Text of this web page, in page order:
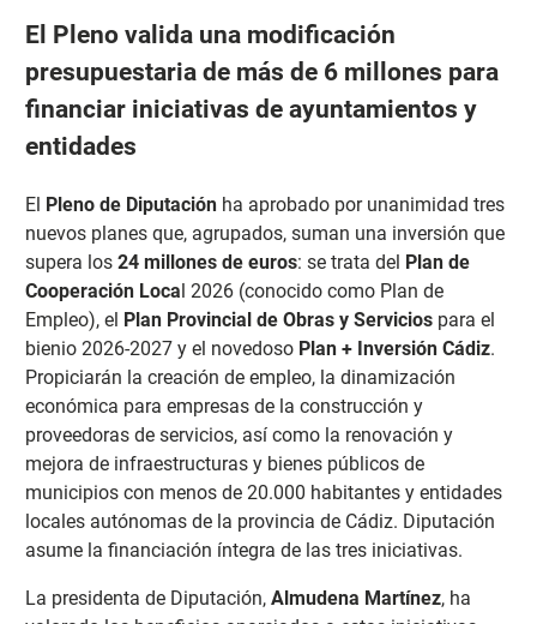
El Pleno valida una modificación
presupuestaria de más de 6 millones para
financiar iniciativas de ayuntamientos y
entidades
El Pleno de Diputaciónha aprobado por unanimidad tres
nuevos planes que, agrupados, suman una inversión que
supera los 24 millones de euros: se trata del Plan de
Cooperación Local 2026 (conocido como Plan de
Empleo), el Plan Provincial de Obras y Servicios para el
bienio 2026-2027 y el novedoso Plan + Inversión Cádiz.
Propiciarán la creación de empleo, la dinamización
económica para empresas de la construcción y
proveedoras de servicios, así como la renovación y
mejora de infraestructuras y bienes públicos de
municipios con menos de 20.000 habitantes y entidades
locales autónomas de la provincia de Cádiz. Diputación
asume la financiación íntegra de las tres iniciativas.
La presidenta de Diputación, Almudena Martínez, ha